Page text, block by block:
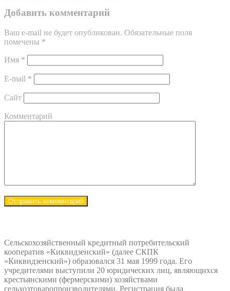
Добавить комментарий
Ваш e-mail не будет опубликован. Обязательные поля
помечены *
Имя *
E-mail *
Сайт
Комментарий
Сельскохозяйственный кредитный потребительский
кооператив «Киквидзенский» (далее СКПК
«Киквидзенский») образовался 31 мая 1999 года. Его
учредителями выступили 20 юридических лиц, являющихся
крестьянскими (фермерскими) хозяйствами
сельхозтоваропроизводителями. Регистрация была